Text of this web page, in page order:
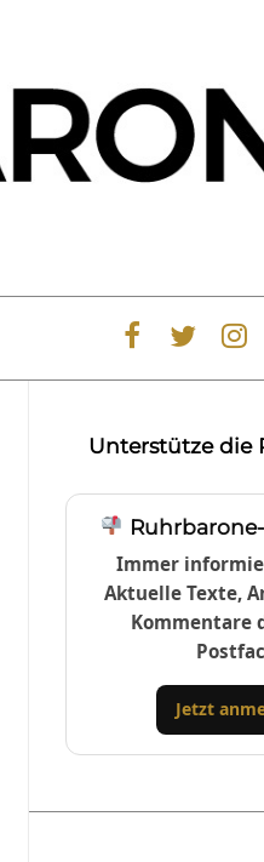
Unterstütze die
Immer
Aktuelle Texte,
Kommentare
Jetzt